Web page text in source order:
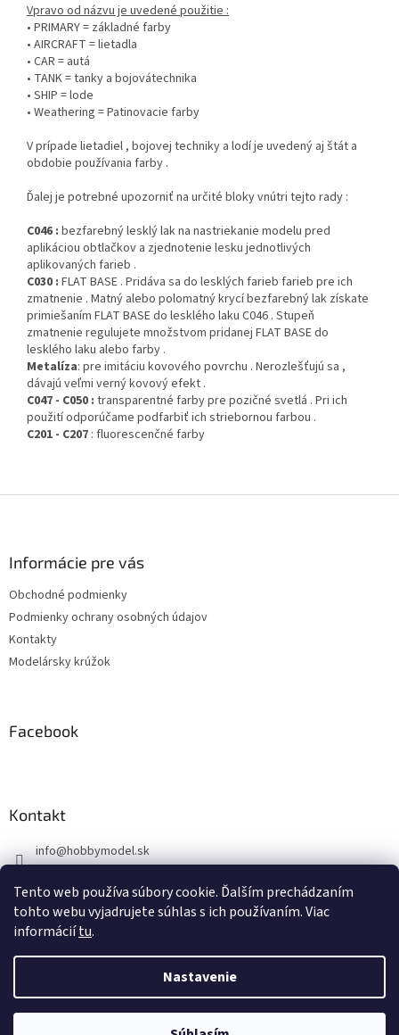
Tento web používa súbory cookie. Ďalším prechádzaním
tohto webu vyjadrujete súhlas s ich používaním. Viac
informáciítu.
Nastavenie
Vpravo od názvu je uvedené použitie :
• PRIMARY = základné farby
• AIRCRAFT = lietadla
• CAR = autá
• TANK = tanky a bojovátechnika
• SHIP = lode
• Weathering = Patinovacie farby
V prípade lietadiel , bojovej techniky a lodí je uvedený aj štát a
obdobie používania farby .
Ďalej je potrebné upozorniť na určité bloky vnútri tejto rady :
C046 : bezfarebný lesklý lak na nastriekanie modelu pred
aplikáciou obtlačkov a zjednotenie lesku jednotlivých
aplikovaných farieb .
C030 : FLAT BASE . Pridáva sa do lesklých farieb farieb pre ich
zmatnenie . Matný alebo polomatný krycí bezfarebný lak získate
primiešaním FLAT BASE do lesklého laku C046 . Stupeň
zmatnenie regulujete množstvom pridanej FLAT BASE do
lesklého laku alebo farby .
Metalíza: pre imitáciu kovového povrchu . Nerozlešťujú sa ,
dávajú veľmi verný kovový efekt .
C047 - C050 : transparentné farby pre pozičné svetlá . Pri ich
použití odporúčame podfarbiť ich striebornou farbou .
C201 - C207 : fluorescenčné farby
Informácie pre vás
Obchodné podmienky
Podmienky ochrany osobných údajov
Kontakty
Modelársky krúžok
Facebook
Kontakt
info@hobbymodel.sk
https://www.facebook.com/skhobbymodel
Vytvoril Shoptet